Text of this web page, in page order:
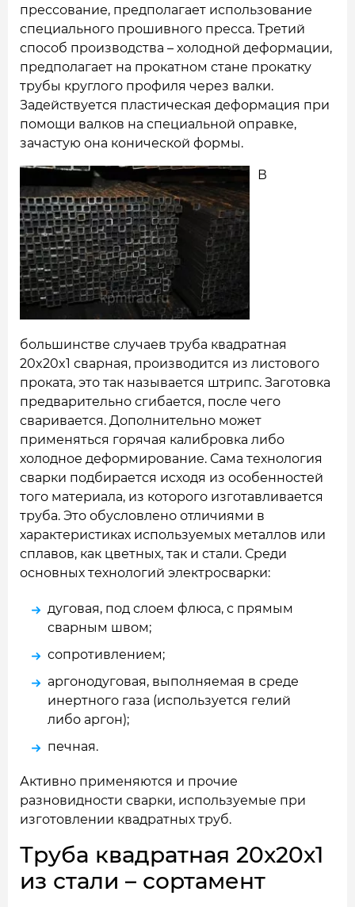
прессование, предполагает использование
специального прошивного пресса. Третий
способ производства – холодной деформации,
предполагает на прокатном стане прокатку
трубы круглого профиля через валки.
Задействуется пластическая деформация при
помощи валков на специальной оправке,
зачастую она конической формы.
В
большинстве случаев труба квадратная
20x20x1 сварная, производится из листового
проката, это так называется штрипс. Заготовка
предварительно сгибается, после чего
сваривается. Дополнительно может
применяться горячая калибровка либо
холодное деформирование. Сама технология
сварки подбирается исходя из особенностей
того материала, из которого изготавливается
труба. Это обусловлено отличиями в
характеристиках используемых металлов или
сплавов, как цветных, так и стали. Среди
основных технологий электросварки:
дуговая, под слоем флюса, с прямым
сварным швом;
сопротивлением;
аргонодуговая, выполняемая в среде
инертного газа (используется гелий
либо аргон);
печная.
Активно применяются и прочие
разновидности сварки, используемые при
изготовлении квадратных труб.
Труба квадратная 20x20x1
из стали – сортамент